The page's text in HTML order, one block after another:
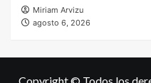
Miriam Arvizu
agosto 6, 2026